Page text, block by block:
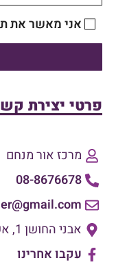
אני מאשר את
פרטי יצירת
מרכז אור מנחם
08-8676678
אבני החושן 1, אשדוד
עקבו אחרינו